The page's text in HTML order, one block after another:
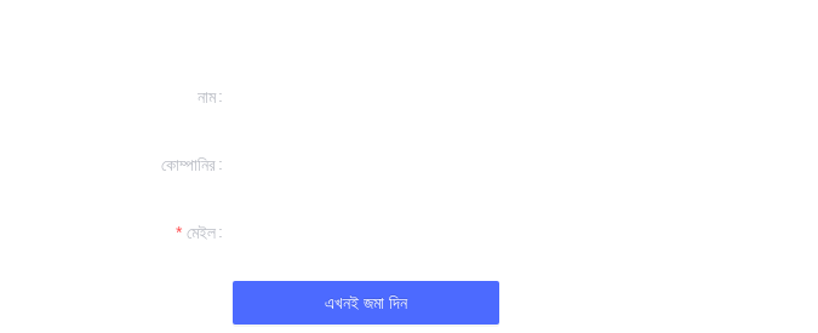
নাম
কোম্পানির
মেইল
এখনই জমা দিন